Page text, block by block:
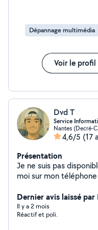
Dépannage multimédia
Voir le profil
Dvd T
Service
Nantes (Decré-
4,6/5 (17
Présentation
Je ne suis pas
moi sur mon téléphone si besoin
m'engage à résoudre
vos problèmes
matérielles, des
Dernier avis laissé
Il y a 2 mois
Réactif et poli.